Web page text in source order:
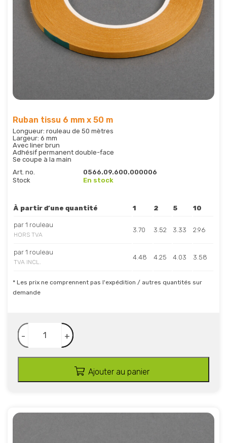
Ruban tissu 6 mm x 50 m
Longueur: rouleau de 50 mètres
Largeur: 6 mm
Avec liner brun
Adhésif permanent double-face
Se coupe à la main
Art. no.
0566.09.600.000006
Stock
En stock
À partir d’une quantité 1 2 5 10
par 1 rouleau
HORS TVA
3.70 3.52 3.33 2.96
par 1 rouleau
TVA INCL.
4.48 4.25 4.03 3.58
* Les prix ne comprennent pas l'expédition / autres quantités sur
demande
- +
Ajouter au panier